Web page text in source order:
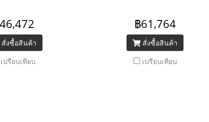
เทคโนโลยีที่ล้ำสมัย
ฉีดชำระในตัว, ฝารอง
อุณหภูมิได้, ทั้งยังนั่ง
รงฝาอีลองเกต และ
สั่งซื้อสินค้า
เปรียบเทียบ
ง่าย ผสานกับเทคโนโลยีที่ล้ำสมัย
อาทิ ระบบก้านฉีดชำระในตัว, ฝารอง
นั่งแบบปรับอุณหภูมิได้, ทั้งยังนั่ง
สบายด้วยรูปทรงฝาอีลองเกต และ
฿61,764
สั่งซื้อสินค้า
เปรียบเทียบ